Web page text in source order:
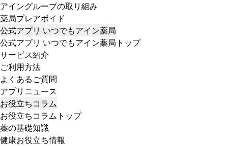
アイングループの取り組み
薬局プレアボイド
公式アプリ いつでもアイン薬局
公式アプリ いつでもアイン薬局トップ
サービス紹介
ご利用方法
よくあるご質問
アプリニュース
お役立ちコラム
お役立ちコラムトップ
薬の基礎知識
健康お役立ち情報